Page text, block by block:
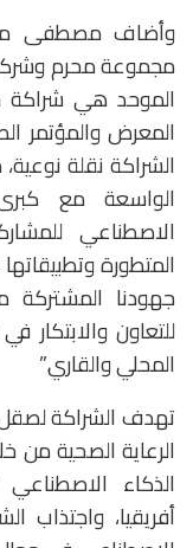
وأضاف مصطفى
مجموعة محرم
الموحد هي شراكة
المعرض والمؤتمر
الشراكة نقلة
الواسعة مع
الاصطناعي
المتطورة
جهودنا
للتعاون والابتكار
المحلي والقاري.”
تهدف الشراكة
الرعاية الصحية من
الذكاء
أفريقيا، واجتذاب